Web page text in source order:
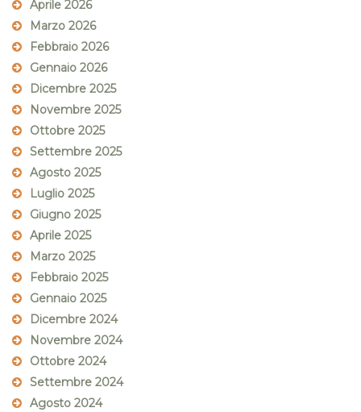
Aprile 2026
Marzo 2026
Febbraio 2026
Gennaio 2026
Dicembre 2025
Novembre 2025
Ottobre 2025
Settembre 2025
Agosto 2025
Luglio 2025
Giugno 2025
Aprile 2025
Marzo 2025
Febbraio 2025
Gennaio 2025
Dicembre 2024
Novembre 2024
Ottobre 2024
Settembre 2024
Agosto 2024